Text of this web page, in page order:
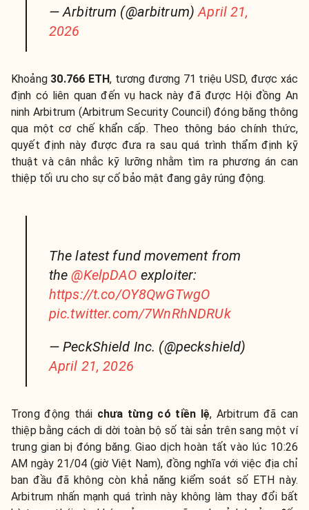
— Arbitrum (@arbitrum)April 21,
2026
Khoảng 30.766 ETH, tương đương 71 triệu USD, được xác
định có liên quan đến vụ hack này đã được Hội đồng An
ninh Arbitrum (Arbitrum Security Council) đóng băng thông
qua một cơ chế khẩn cấp. Theo thông báo chính thức,
quyết định này được đưa ra sau quá trình thẩm định kỹ
thuật và cân nhắc kỹ lưỡng nhằm tìm ra phương án can
thiệp tối ưu cho sự cố bảo mật đang gây rúng động.
The latest fund movement from
the@KelpDAO exploiter:
https://t.co/OY8QwGTwgO
pic.twitter.com/7WnRhNDRUk
— PeckShield Inc. (@peckshield)
April 21, 2026
Trong động thái chưa từng có tiền lệ, Arbitrum đã can
thiệp bằng cách di dời toàn bộ số tài sản trên sang một ví
trung gian bị đóng băng. Giao dịch hoàn tất vào lúc 10:26
AM ngày 21/04 (giờ Việt Nam), đồng nghĩa với việc địa chỉ
ban đầu đã không còn khả năng kiểm soát số ETH này.
Arbitrum nhấn mạnh quá trình này không làm thay đổi bất